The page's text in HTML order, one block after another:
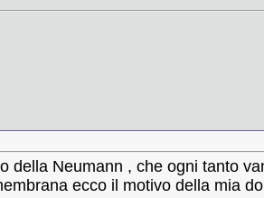
della Neumann , che ogni tanto
ecco il motivo della mia